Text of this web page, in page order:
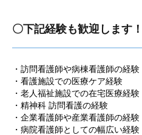
〇下記経験も歓迎します！
・訪問看護師や病棟看護師の経験
・看護施設での医療ケア経験
・老人福祉施設での在宅医療経験
・精神科 訪問看護の経験
・企業看護師や産業看護師の経験
・病院看護師としての幅広い経験